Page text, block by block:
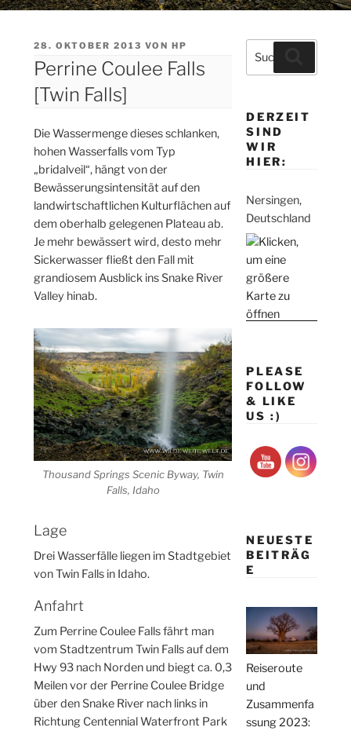
VERÖFFENTLICHT
28. OKTOBER 2013 VONHP
Perrine Coulee Falls
[Twin Falls]
Die Wassermenge dieses schlanken,
hohen Wasserfalls vom Typ
„bridalveil“, hängt von der
Bewässerungsintensität auf den
landwirtschaftlichen Kulturflächen auf
dem oberhalb gelegenen Plateau ab.
Je mehr bewässert wird, desto mehr
Sickerwasser fließt den Fall mit
grandiosem Ausblick ins Snake River
Valley hinab.
Thousand Springs Scenic Byway, Twin
Falls, Idaho
Lage
Drei Wasserfälle liegen im Stadtgebiet
von Twin Falls in Idaho.
Anfahrt
Zum Perrine Coulee Falls fährt man
vom Stadtzentrum Twin Falls auf dem
Hwy 93 nach Norden und biegt ca. 0,3
Meilen vor der Perrine Coulee Bridge
über den Snake River nach links in
Richtung Centennial Waterfront Park
Suche
nach:
DERZEIT
SIND
WIR
HIER:
Nersingen,
Deutschland
PLEASE
FOLLOW
& LIKE
US :)
NEUESTE
BEITRÄG
E
Reiseroute
und
Zusammenfa
ssung 2023: